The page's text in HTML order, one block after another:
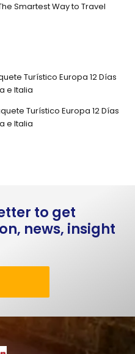
Smartest Way to Travel
Turístico Europa 12 Días
e Italia
Turístico Europa 12 Días
e Italia
to get
news, insight